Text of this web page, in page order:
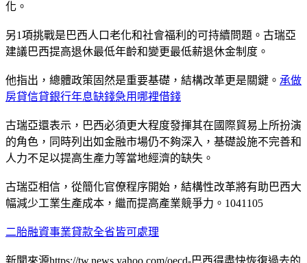
化。
另1項挑戰是巴西人口老化和社會福利的可持續問題。古瑞亞
建議巴西提高退休最低年齡和變更最低薪退休金制度。
他指出，總體政策固然是重要基礎，結構改革更是關鍵。 承做
房貸信貸銀行年息缺錢急用哪裡借錢
古瑞亞還表示，巴西必須更大程度發揮其在國際貿易上所扮演
的角色，同時列出如金融市場仍不夠深入，基礎設施不完善和
人力不足以提高生產力等當地經濟的缺失。
古瑞亞相信，從簡化官僚程序開始，結構性改革將有助巴西大
幅減少工業生產成本，繼而提高產業競爭力。1041105
二胎融資事業貸款全省皆可處理
新聞來源https://tw.news.yahoo.com/oecd-巴西得盡快恢復過去的